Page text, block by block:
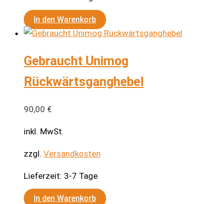
In den Warenkorb
Gebraucht Unimog
Rückwärtsganghebel
90,00 €
inkl. MwSt.
zzgl. Versandkosten
Lieferzeit: 3-7 Tage
In den Warenkorb